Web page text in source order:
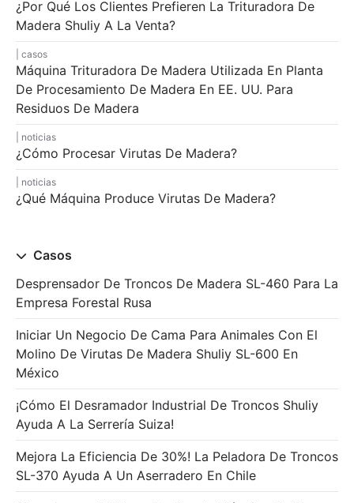
¿Por Qué Los Clientes Prefieren La Trituradora De
Madera Shuliy A La Venta?
casos
Máquina Trituradora De Madera Utilizada En Planta
De Procesamiento De Madera En EE. UU. Para
Residuos De Madera
noticias
¿Cómo Procesar Virutas De Madera?
noticias
¿Qué Máquina Produce Virutas De Madera?
Casos
Desprensador De Troncos De Madera SL-460 Para La
Empresa Forestal Rusa
Iniciar Un Negocio De Cama Para Animales Con El
Molino De Virutas De Madera Shuliy SL-600 En
México
¡Cómo El Desramador Industrial De Troncos Shuliy
Ayuda A La Serrería Suiza!
Mejora La Eficiencia De 30%! La Peladora De Troncos
SL-370 Ayuda A Un Aserradero En Chile